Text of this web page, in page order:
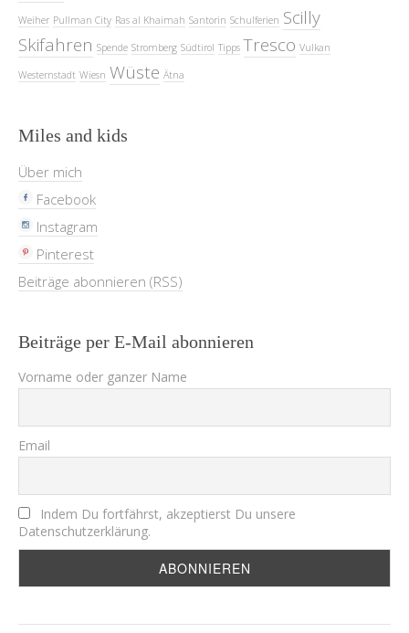
Weiher Pullman City Ras al Khaimah Santorin Schulferien Scilly
Skifahren Spende Stromberg Südtirol Tipps Tresco Vulkan
Westernstadt Wiesn Wüste Ätna
Miles and kids
Über mich
Facebook
Instagram
Pinterest
Beiträge abonnieren (RSS)
Beiträge per E-Mail abonnieren
Vorname oder ganzer Name
Email
Indem Du fortfährst, akzeptierst Du unsere
Datenschutzerklärung.